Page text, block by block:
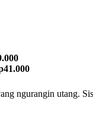
ngurangin utang.